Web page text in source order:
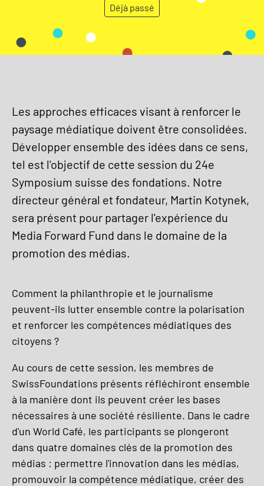
Déjà passé
Les approches efficaces visant à renforcer le
paysage médiatique doivent être consolidées.
Développer ensemble des idées dans ce sens,
tel est l'objectif de cette session du 24e
Symposium suisse des fondations. Notre
directeur général et fondateur, Martin Kotynek,
sera présent pour partager l'expérience du
Media Forward Fund dans le domaine de la
promotion des médias.
Comment la philanthropie et le journalisme
peuvent-ils lutter ensemble contre la polarisation
et renforcer les compétences médiatiques des
citoyens ?
Au cours de cette session, les membres de
SwissFoundations présents réfléchiront ensemble
à la manière dont ils peuvent créer les bases
nécessaires à une société résiliente. Dans le cadre
d'un World Café, les participants se plongeront
dans quatre domaines clés de la promotion des
médias : permettre l'innovation dans les médias,
promouvoir la compétence médiatique, créer des